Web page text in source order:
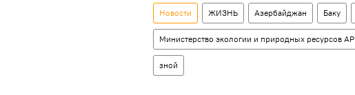
Новости ЖИЗНЬ Азербайджан Баку
Министерство экологии и природных ресурсов АР
зной